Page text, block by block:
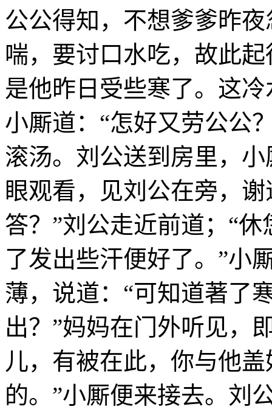
公公得知，不想爹爹昨
喘，要讨口水吃，故此
是他昨日受些寒了。这
小厮道：“怎好又劳公公
滚汤。刘公送到房里，
眼观看，见刘公在旁，
答？”刘公走近前道；“
了发出些汗便好了。”小
薄，说道：“可知道著了
出？”妈妈在门外听见，
儿，有被在此，你与他
的。”小厮便来接去。刘